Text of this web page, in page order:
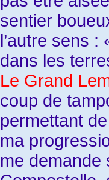
sentier
l’autre sens :
dans les
Le Grand
coup de
permettant
ma
me demande